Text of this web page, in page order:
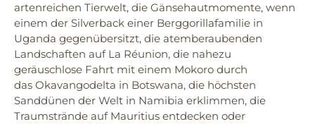
artenreichen Tierwelt, die Gänsehautmomente, wenn
einem der Silverback einer Berggorillafamilie in
Uganda gegenübersitzt, die atemberaubenden
Landschaften auf La Réunion, die nahezu
geräuschlose Fahrt mit einem Mokoro durch
das Okavangodelta in Botswana, die höchsten
Sanddünen der Welt in Namibia erklimmen, die
Traumstrände auf Mauritius entdecken oder